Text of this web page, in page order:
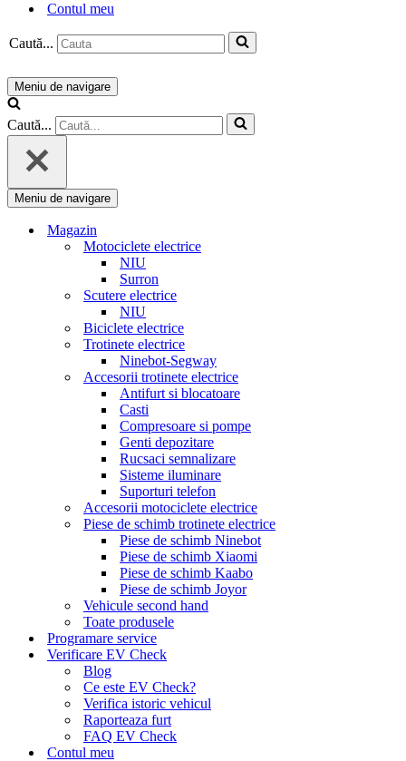
Contul meu
Caută...
Meniu de navigare
Caută...
Meniu de navigare
Magazin
Motociclete electrice
NIU
Surron
Scutere electrice
NIU
Biciclete electrice
Trotinete electrice
Ninebot-Segway
Accesorii trotinete electrice
Antifurt si blocatoare
Casti
Compresoare si pompe
Genti depozitare
Rucsaci semnalizare
Sisteme iluminare
Suporturi telefon
Accesorii motociclete electrice
Piese de schimb trotinete electrice
Piese de schimb Ninebot
Piese de schimb Xiaomi
Piese de schimb Kaabo
Piese de schimb Joyor
Vehicule second hand
Toate produsele
Programare service
Verificare EV Check
Blog
Ce este EV Check?
Verifica istoric vehicul
Raporteaza furt
FAQ EV Check
Contul meu